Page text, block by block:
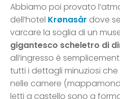
Abbiamo poi provato
dell’hotel Krønasår dove
varcare la soglia di un
gigantesco scheletro di
all’ingresso è
tutti i dettagli minuziosi
nelle camere
letti a castello sono a